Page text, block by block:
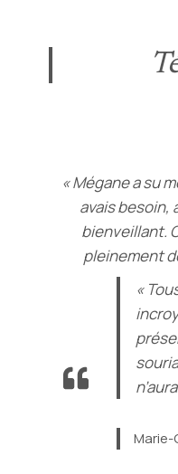
« Mégane a su
avais besoin,
bienveillant.
pleinement
«
Marie-